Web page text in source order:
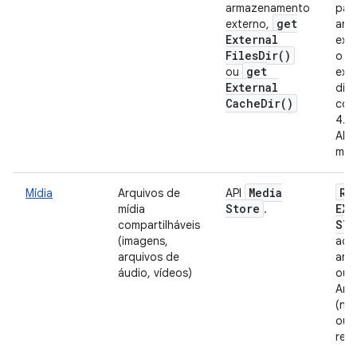
armazenamento
externo,
get
External
FilesDir( )
ou
get
External
CacheDir( )
o
4.4
Mídia
Arquivos de
mídia
compartilháveis
(imagens,
arquivos de
áudio, vídeos)
API
Media
Store .
ou